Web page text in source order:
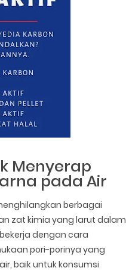
Menyerap
pada Air
berbagai
zat kimia yang larut dalam
dengan cara
pori-porinya yang
baik untuk konsumsi